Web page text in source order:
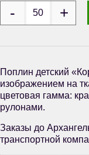
Поплин детский
изображением на
цветовая гамма:
рулонами.
Заказы до
транспортной